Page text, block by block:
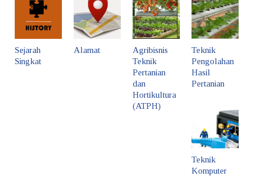
Sejarah
Singkat
Alamat
Agribisnis
Teknik
Pertanian
dan
Hortikultura
(ATPH)
Teknik
Pengolahan
Hasil
Pertanian
Teknik
Komputer